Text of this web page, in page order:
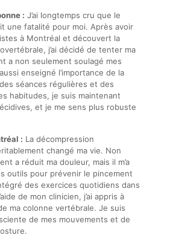
: J’ai longtemps cru que le
une fatalité pour moi. Après avoir
à Montréal et découvert la
j’ai décidé de tenter ma
a non seulement soulagé mes
enseigné l’importance de la
séances régulières et des
habitudes, je suis maintenant
et je me sens plus robuste
: La décompression
changé ma vie. Non
a réduit ma douleur, mais il m’a
outils pour prévenir le pincement
des exercices quotidiens dans
de mon clinicien, j’ai appris à
ma colonne vertébrale. Je suis
de mes mouvements et de